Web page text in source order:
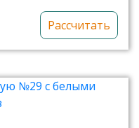
Рассчитать